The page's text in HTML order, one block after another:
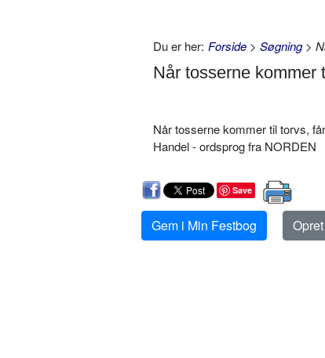
Du er her: Forside > Søgning>
Når tosserne
Når tosserne kommer til torvs,
Handel - ordsprog fra NORDEN
Save
Gem i Min Festbog